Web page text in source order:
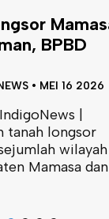
Sisir
Pajak
|
Daerah
Provinsi
terus
peni...